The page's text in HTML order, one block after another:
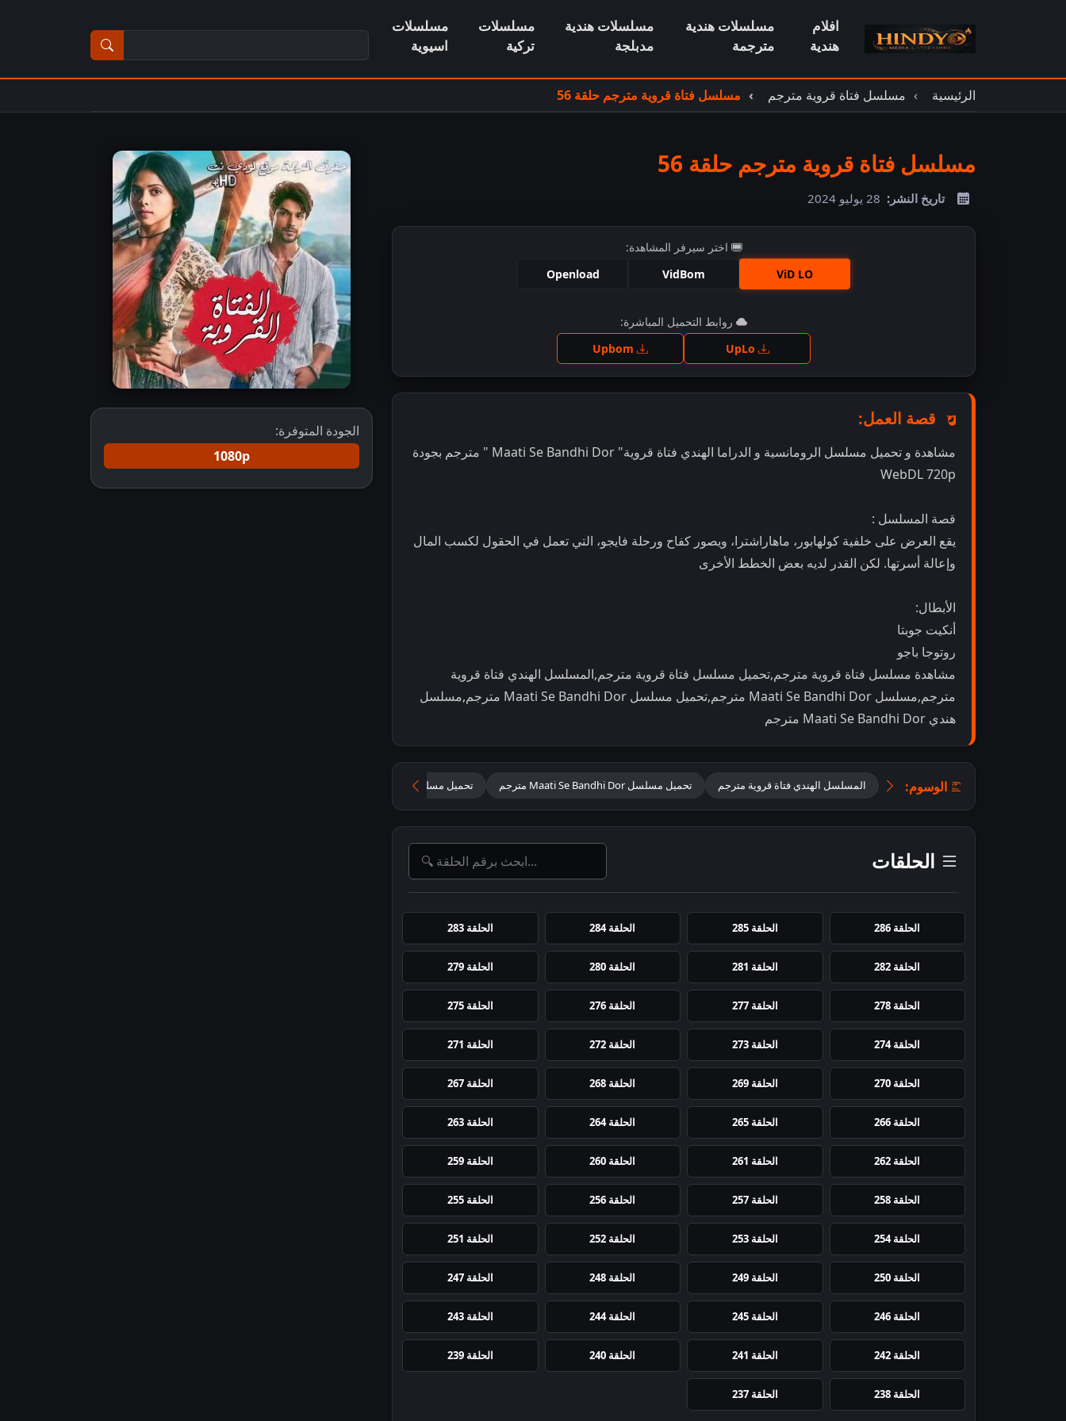
افلام
هندية
مسلسلات هندية
مترجمة
مسلسلات هندية
مدبلجة
مسلسلات
تركية
مسلسلات
اسيوية
الرئيسية مسلسل فتاة قروية مترجم مسلسل فتاة قروية مترجم حلقة 56
مسلسل فتاة قروية مترجم حلقة 56
تاريخ النشر: 28 يوليو 2024
اختر سيرفر المشاهدة:
ViD LO
VidBom
Openload
اضغط للمشاهدة
روابط التحميل المباشرة:
قصة العمل:
مشاهدة و تحميل مسلسل الرومانسية و الدراما الهندي فتاة قروية" Maati Se Bandhi Dor " مترجم بجودة
WebDL 720p
قصة المسلسل :
يقع العرض على خلفية كولهابور، ماهاراشترا، ويصور كفاح ورحلة فايجو، التي تعمل في الحقول لكسب المال
وإعالة أسرتها. لكن القدر لديه بعض الخطط الأخرى
الأبطال:
أنكيت جوبتا
روتوجا باجو
مشاهدة مسلسل فتاة قروية مترجم,تحميل مسلسل فتاة قروية مترجم,المسلسل الهندي فتاة قروية
مترجم,مسلسل Maati Se Bandhi Dor مترجم,تحميل مسلسل Maati Se Bandhi Dor مترجم,مسلسل
هندي Maati Se Bandhi Dor مترجم
الوسوم: المسلسل الهندي فتاة قروية مترجم تحميل مسلسل Maati Se Bandhi Dor مترجم تحميل مسلسل فتاة قروية مترجم
الحلقات
الحلقة 286 الحلقة 285 الحلقة 284 الحلقة 283
الحلقة 282 الحلقة 281 الحلقة 280 الحلقة 279
الحلقة 278 الحلقة 277 الحلقة 276 الحلقة 275
الحلقة 274 الحلقة 273 الحلقة 272 الحلقة 271
الحلقة 270 الحلقة 269 الحلقة 268 الحلقة 267
الحلقة 266 الحلقة 265 الحلقة 264 الحلقة 263
الحلقة 262 الحلقة 261 الحلقة 260 الحلقة 259
الحلقة 258 الحلقة 257 الحلقة 256 الحلقة 255
الحلقة 254 الحلقة 253 الحلقة 252 الحلقة 251
الحلقة 250 الحلقة 249 الحلقة 248 الحلقة 247
الحلقة 246 الحلقة 245 الحلقة 244 الحلقة 243
الحلقة 242 الحلقة 241 الحلقة 240 الحلقة 239
الحلقة 238 الحلقة 237
الجودة المتوفرة:
1080p